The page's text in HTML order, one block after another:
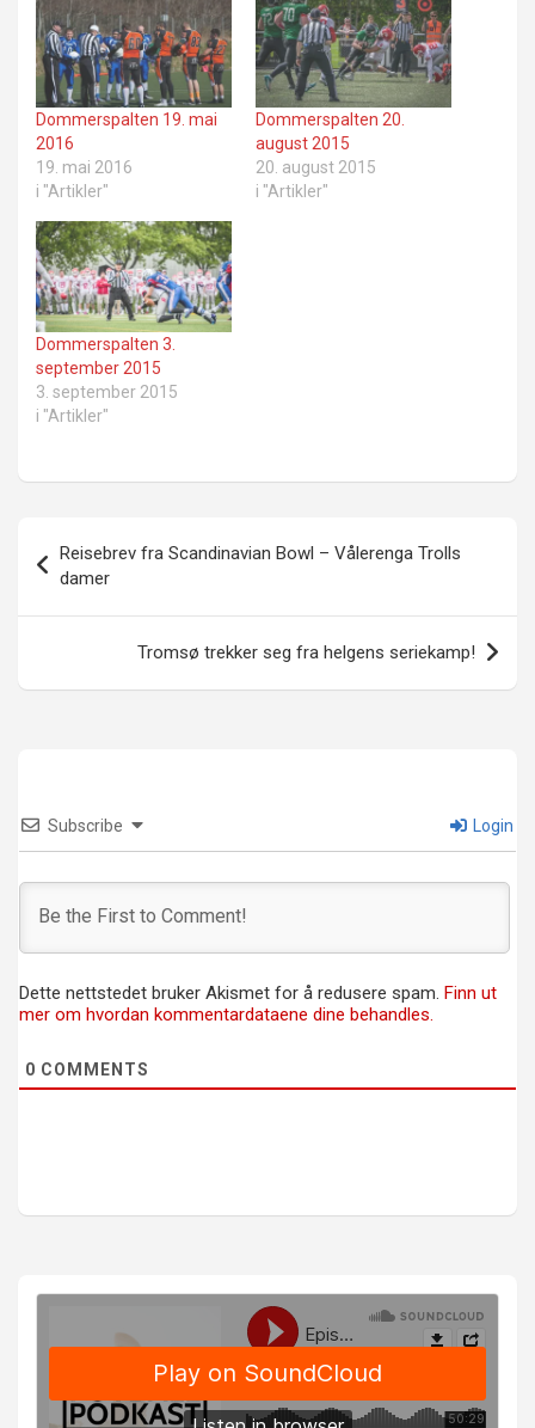
Dommerspalten 19. mai
2016
19. mai 2016
i "Artikler"
Dommerspalten 20.
august 2015
20. august 2015
i "Artikler"
Dommerspalten 3.
september 2015
3. september 2015
i "Artikler"
Reisebrev fra Scandinavian Bowl – Vålerenga Trolls
damer
Tromsø trekker seg fra helgens seriekamp!
Subscribe Login
Dette nettstedet bruker Akismet for å redusere spam. Finn ut
mer om hvordan kommentardataene dine behandles.
0 COMMENTS